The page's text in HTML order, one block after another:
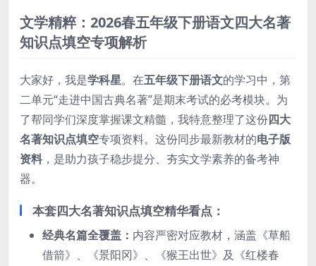
文学精粹：2026春五年级下册语文四大名著
知识点填空专项解析
大家好，我是学科星。在五年级下册语文的学习中，第
二单元“走进中国古典名著”是期末考试的必考模块。为
了帮同学们深度掌握课文精髓，我特意整理了这份四大
名著知识点填空专项资料。这份同步最新教材的电子版
资料，是助力孩子稳步提分、夯实文学素养的备考神
器。
本套四大名著知识点填空精华看点：
经典名篇全覆盖： 内容严密对应教材，涵盖《草船
借箭》、《景阳冈》、《猴王出世》及《红楼春